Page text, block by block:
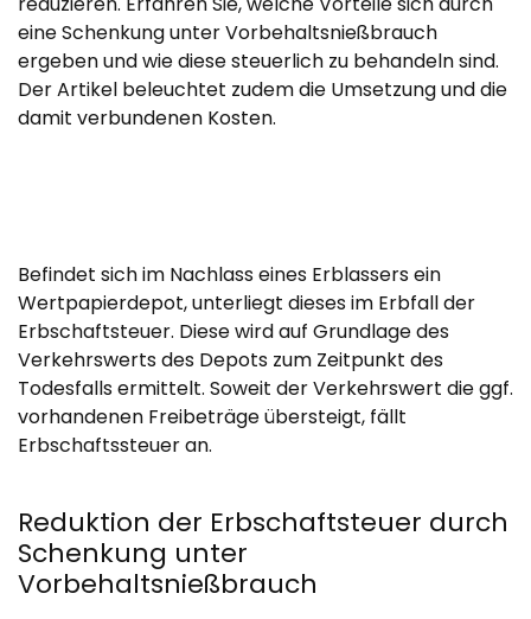
eine Schenkung unter Vorbehaltsnießbrauch
ergeben und wie diese steuerlich zu behandeln sind.
Der Artikel beleuchtet zudem die Umsetzung und die
damit verbundenen Kosten.
Befindet sich im Nachlass eines Erblassers ein
Wertpapierdepot, unterliegt dieses im Erbfall der
Erbschaftsteuer. Diese wird auf Grundlage des
Verkehrswerts des Depots zum Zeitpunkt des
Todesfalls ermittelt. Soweit der Verkehrswert die ggf.
vorhandenen Freibeträge übersteigt, fällt
Erbschaftssteuer an.
Reduktion der Erbschaftsteuer durch
Schenkung unter
Vorbehaltsnießbrauch